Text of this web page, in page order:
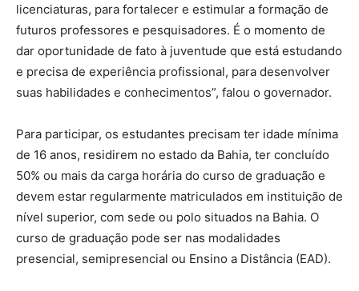
licenciaturas, para fortalecer e estimular a formação de
futuros professores e pesquisadores. É o momento de
dar oportunidade de fato à juventude que está estudando
e precisa de experiência profissional, para desenvolver
suas habilidades e conhecimentos”, falou o governador.
Para participar, os estudantes precisam ter idade mínima
de 16 anos, residirem no estado da Bahia, ter concluído
50% ou mais da carga horária do curso de graduação e
devem estar regularmente matriculados em instituição de
nível superior, com sede ou polo situados na Bahia. O
curso de graduação pode ser nas modalidades
presencial, semipresencial ou Ensino a Distância (EAD).